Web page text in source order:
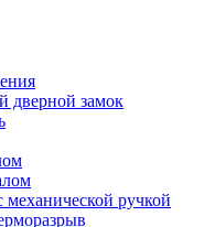
дверной замок
механической ручкой